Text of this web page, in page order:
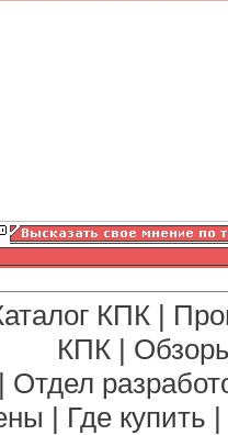
КПК |
КПК |
| Отдел
| Где купить |